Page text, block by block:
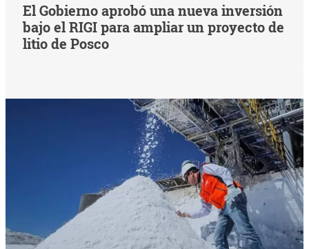
El Gobierno aprobó una nueva inversión
bajo el RIGI para ampliar un proyecto de
litio de Posco